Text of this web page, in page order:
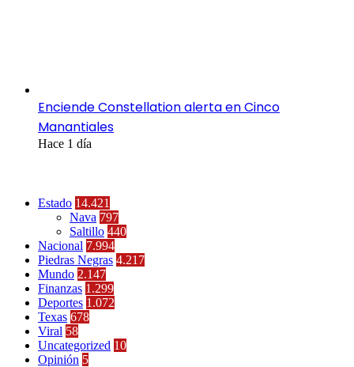
Enciende Constellation alerta en Cinco
Manantiales
Hace 1 día
Estado 14.421
Nava 797
Saltillo 440
Nacional 7.994
Piedras Negras 4.217
Mundo 2.147
Finanzas 1.299
Deportes 1.072
Texas 678
Viral 58
Uncategorized 10
Opinión 5